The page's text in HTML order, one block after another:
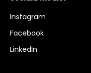
Instagram
Facebook
LinkedIn